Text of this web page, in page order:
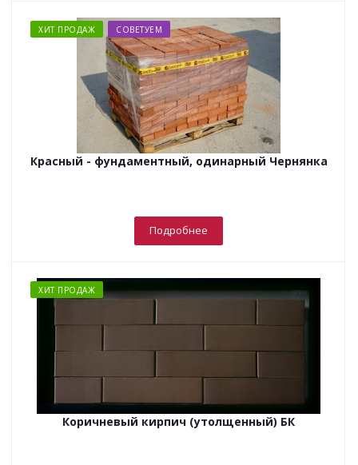
ХИТ ПРОДАЖ СОВЕТУЕМ
Красный - фундаментный, одинарный Чернянка
Подробнее
ХИТ ПРОДАЖ
Коричневый кирпич (утолщенный) БК